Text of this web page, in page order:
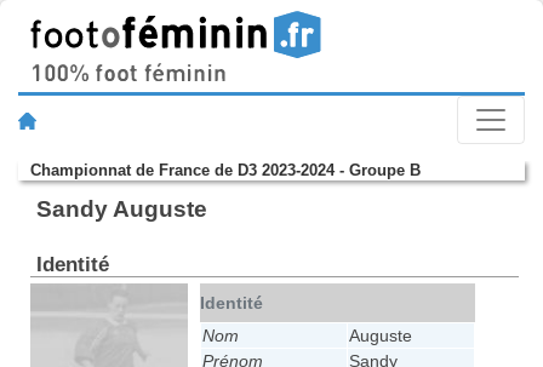
Championnat de France de D3 2023-2024 - Groupe B
Sandy Auguste
Identité
Identité
Nom
Auguste
Prénom
Sandy